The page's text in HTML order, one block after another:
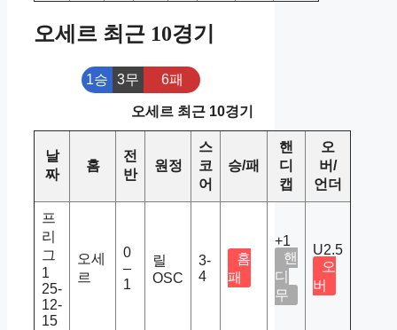
오세르 최근 10경기
1승 3무 6패
오세르 최근 10경기
날
짜
홈
전
반
원정
스
코
어
승/패
핸
디
캡
오
버/
언더
프
리
그
1
25-
12-
15
오세
르
0
–
1
릴
OSC
3-
4
홈
패
+1
핸
디
무
U2.5
오
버